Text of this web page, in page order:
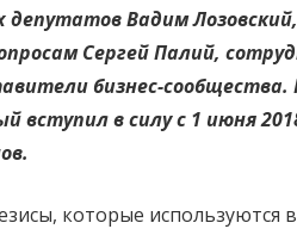
депутатов Вадим
Сергей Палий,
бизнес-
вступил в силу с 1 июня
которые